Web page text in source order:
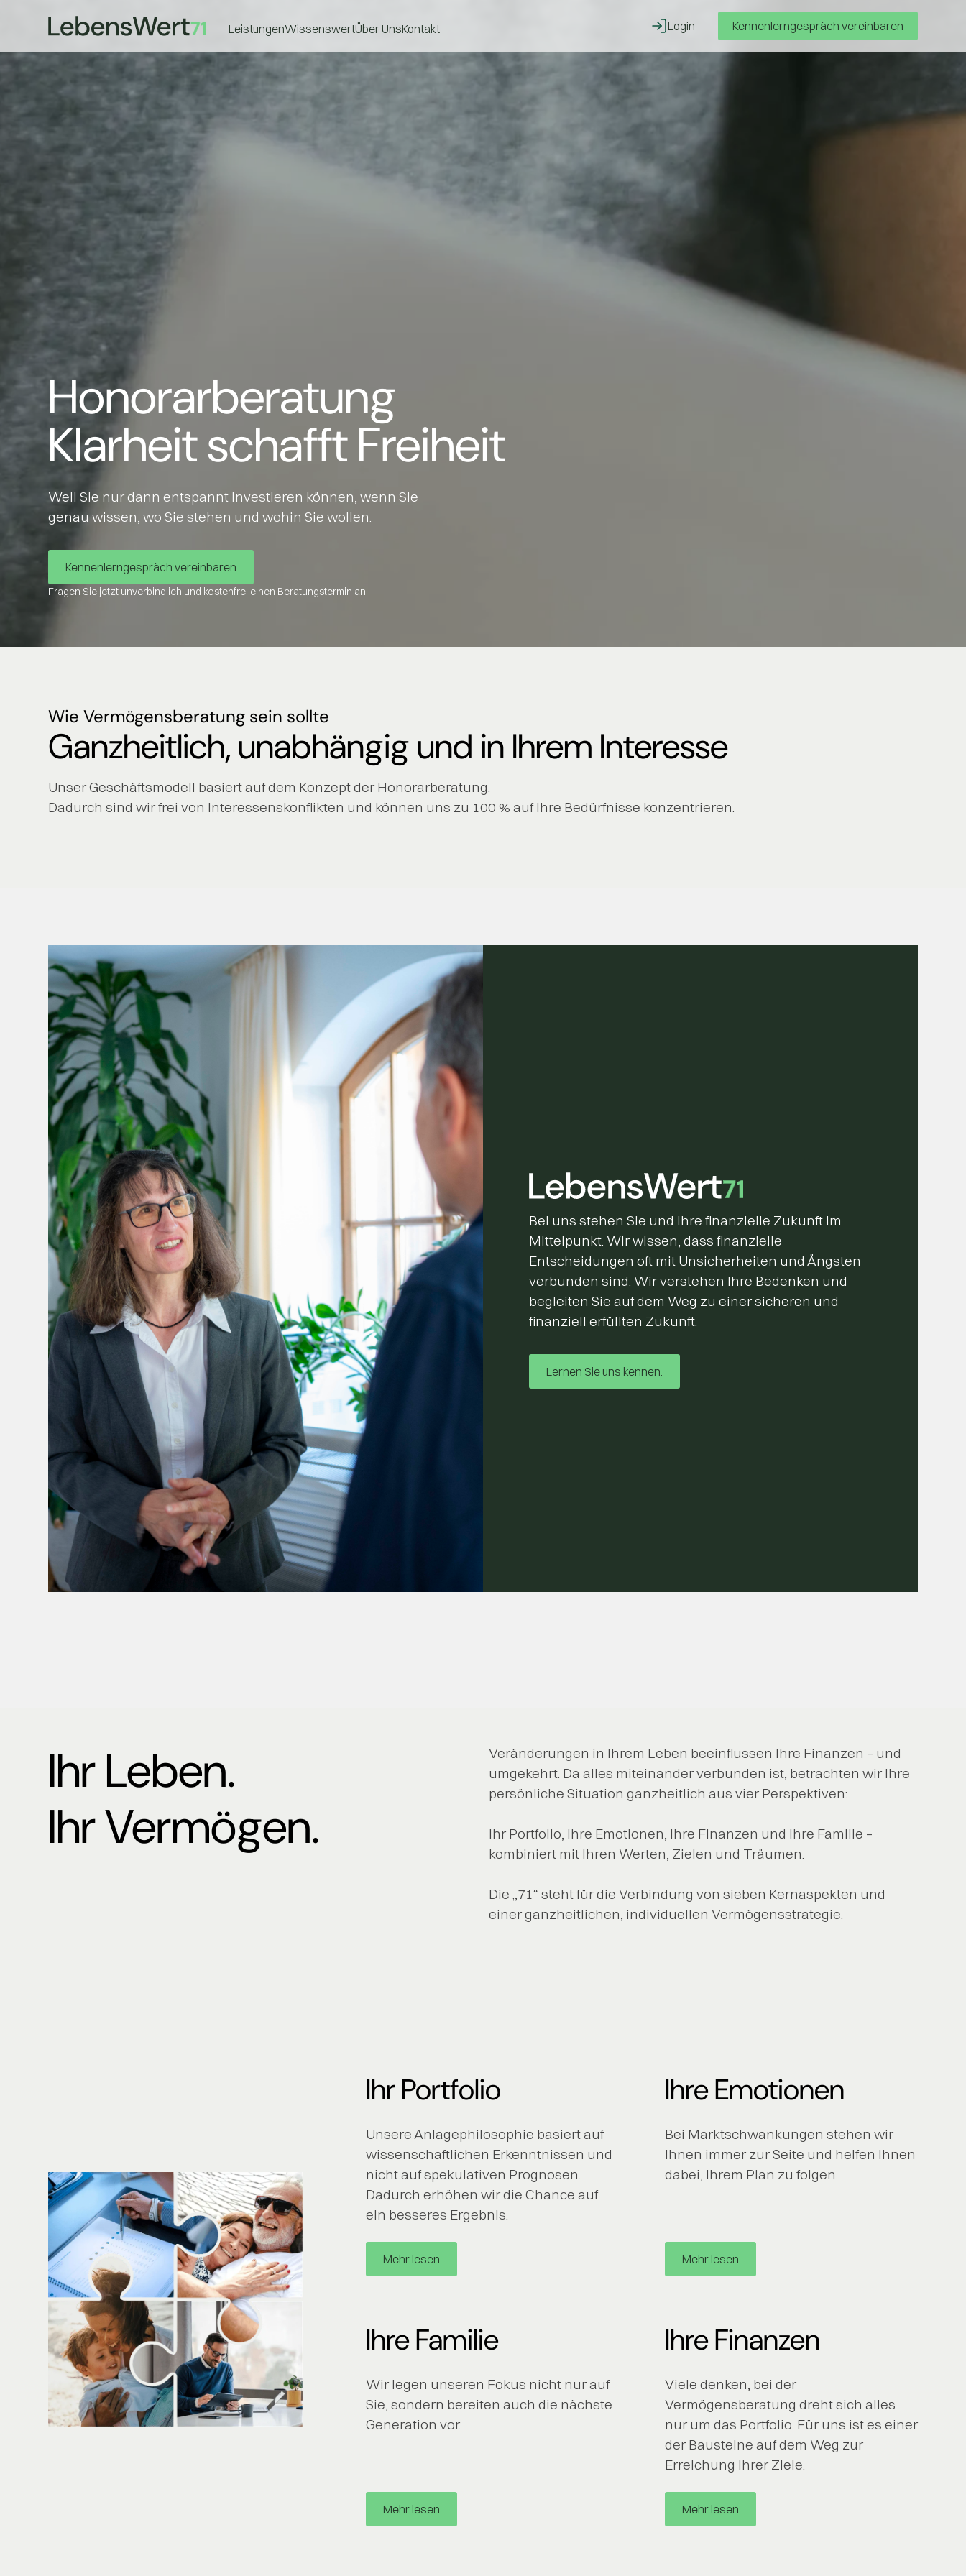
LeistungenWissenswertÜber UnsKontakt Login Kennenlerngespräch vereinbaren
Honorarberatung
Klarheit schafft Freiheit
Weil Sie nur dann entspannt investieren können, wenn Sie
genau wissen, wo Sie stehen und wohin Sie wollen.
Kennenlerngespräch vereinbaren
Fragen Sie jetzt unverbindlich und kostenfrei einen Beratungstermin an.
Wie Vermögensberatung sein sollte
Ganzheitlich, unabhängig und in Ihrem Interesse
Unser Geschäftsmodell basiert auf dem Konzept der Honorarberatung.
Dadurch sind wir frei von Interessenskonflikten und können uns zu 100 % auf Ihre Bedürfnisse konzentrieren.
Bei uns stehen Sie und Ihre finanzielle Zukunft im
Mittelpunkt. Wir wissen, dass finanzielle
Entscheidungen oft mit Unsicherheiten und Ängsten
verbunden sind. Wir verstehen Ihre Bedenken und
begleiten Sie auf dem Weg zu einer sicheren und
finanziell erfüllten Zukunft.
Lernen Sie uns kennen.
Ihr Leben.
Ihr Vermögen.
Veränderungen in Ihrem Leben beeinflussen Ihre Finanzen – und
umgekehrt. Da alles miteinander verbunden ist, betrachten wir Ihre
persönliche Situation ganzheitlich aus vier Perspektiven:
Ihr Portfolio, Ihre Emotionen, Ihre Finanzen und Ihre Familie –
kombiniert mit Ihren Werten, Zielen und Träumen.
Die „71“ steht für die Verbindung von sieben Kernaspekten und
einer ganzheitlichen, individuellen Vermögensstrategie.
Ihr Portfolio
Unsere Anlagephilosophie basiert auf
wissenschaftlichen Erkenntnissen und
nicht auf spekulativen Prognosen.
Dadurch erhöhen wir die Chance auf
ein besseres Ergebnis.
Mehr lesen
Ihre Emotionen
Bei Marktschwankungen stehen wir
Ihnen immer zur Seite und helfen Ihnen
dabei, Ihrem Plan zu folgen.
Mehr lesen
Ihre Familie
Wir legen unseren Fokus nicht nur auf
Sie, sondern bereiten auch die nächste
Generation vor.
Mehr lesen
Ihre Finanzen
Viele denken, bei der
Vermögensberatung dreht sich alles
nur um das Portfolio. Für uns ist es einer
der Bausteine auf dem Weg zur
Erreichung Ihrer Ziele.
Mehr lesen